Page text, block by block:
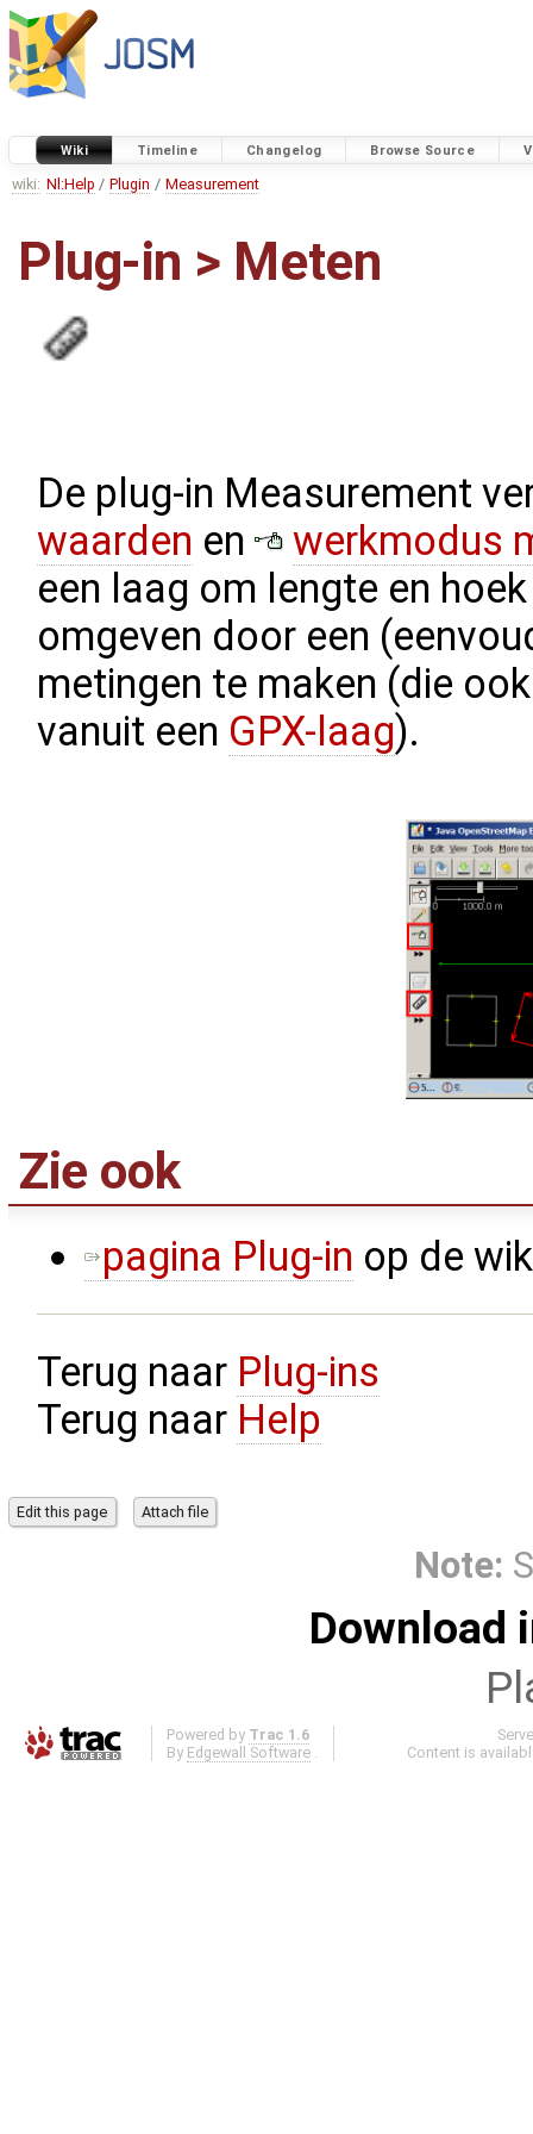
Wiki Timeline Changelog Browse Source
wiki: Nl:Help / Plugin / Measurement
Plug-in > Meten
De plug-in Measurement
waarden en
werkmodus
een laag om lengte en
omgeven door een
metingen te maken (die
vanuit een GPX-laag).
Zie ook
pagina Plug-in op de
Terug naar Plug-ins
Terug naar Help
Note:
Download
Powered by Trac 1.6
By Edgewall Software
Content is